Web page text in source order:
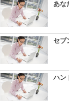
あな
セブ
ハン